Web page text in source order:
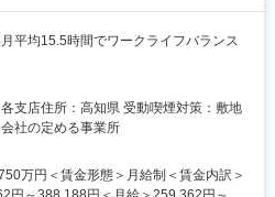
基幹職（企画・法人営業コース）の業
料の作成
）
日の準備
す。中途入社社員も早期に馴染めるよ
ントサポーター」をアサインします。
月平均15.5時間でワークライフバランス
資金融資
発揮（地震、台風、豪雪などの自然災
支店住所：高知県 受動喫煙対策：敷地
社の定める事業所
万円＜賃金形態＞月給制＜賃金内訳＞